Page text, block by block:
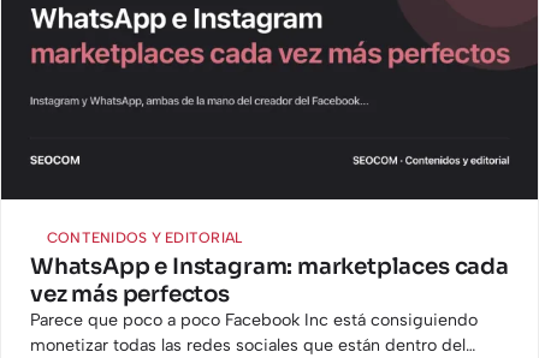
CONTENIDOS Y EDITORIAL
WhatsApp e Instagram: marketplaces cada
vez más perfectos
Parece que poco a poco Facebook Inc está consiguiendo
monetizar todas las redes sociales que están dentro del